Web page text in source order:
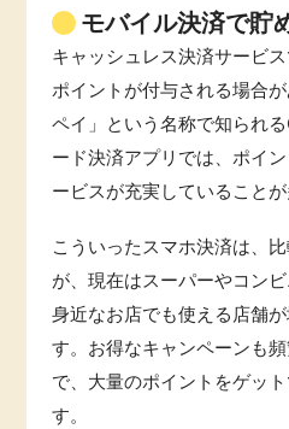
モバイル決済で貯
キャッシュレス決済サービ
ポイントが付与される場合
ペイ」という名称で知られ
ード決済アプリでは、ポイ
ービスが充実していることが
こういったスマホ決済は、
が、現在はスーパーやコン
身近なお店でも使える店舗
す。お得なキャンペーンも
で、大量のポイントをゲッ
す。